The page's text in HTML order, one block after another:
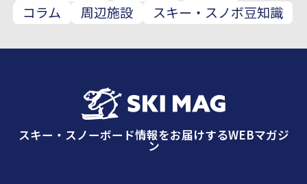
コラム
周辺施設 スキー・スノボ豆知識
スキー・スノーボード情報をお届けするWEBマガジ
ン